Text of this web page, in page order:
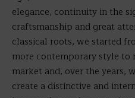
elegance, continuity in the
craftsmanship and great
classical roots, we started
more contemporary style to
market and, over the years,
create a distinctive and